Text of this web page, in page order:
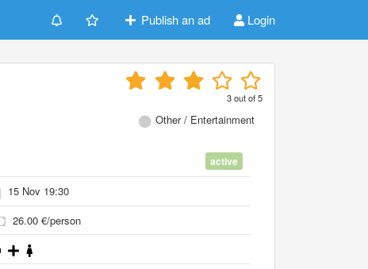
Publish an ad Login
3out of5
Other / Entertainment
active
15 Nov 19:30
26.00 €/person